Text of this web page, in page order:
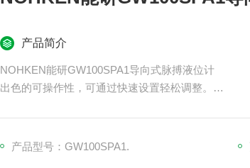
产品简介
NOHKEN能研GW100SPA1导向式脉搏液位计
出色的可操作性，可通过快速设置轻松调整。
产品型号：GW100SPA1.